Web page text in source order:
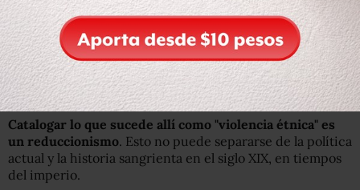
( Fuente ONU )
Esta masacre tiene sus antecedentes. Informé por
primera vez de un asesinato masivo en la región hace 15
años.
Catalogar lo que sucede allí como "violencia étnica" es
un reduccionismo. Esto no puede separarse de la política
actual y la historia sangrienta en el siglo XIX, en tiempos
del imperio.